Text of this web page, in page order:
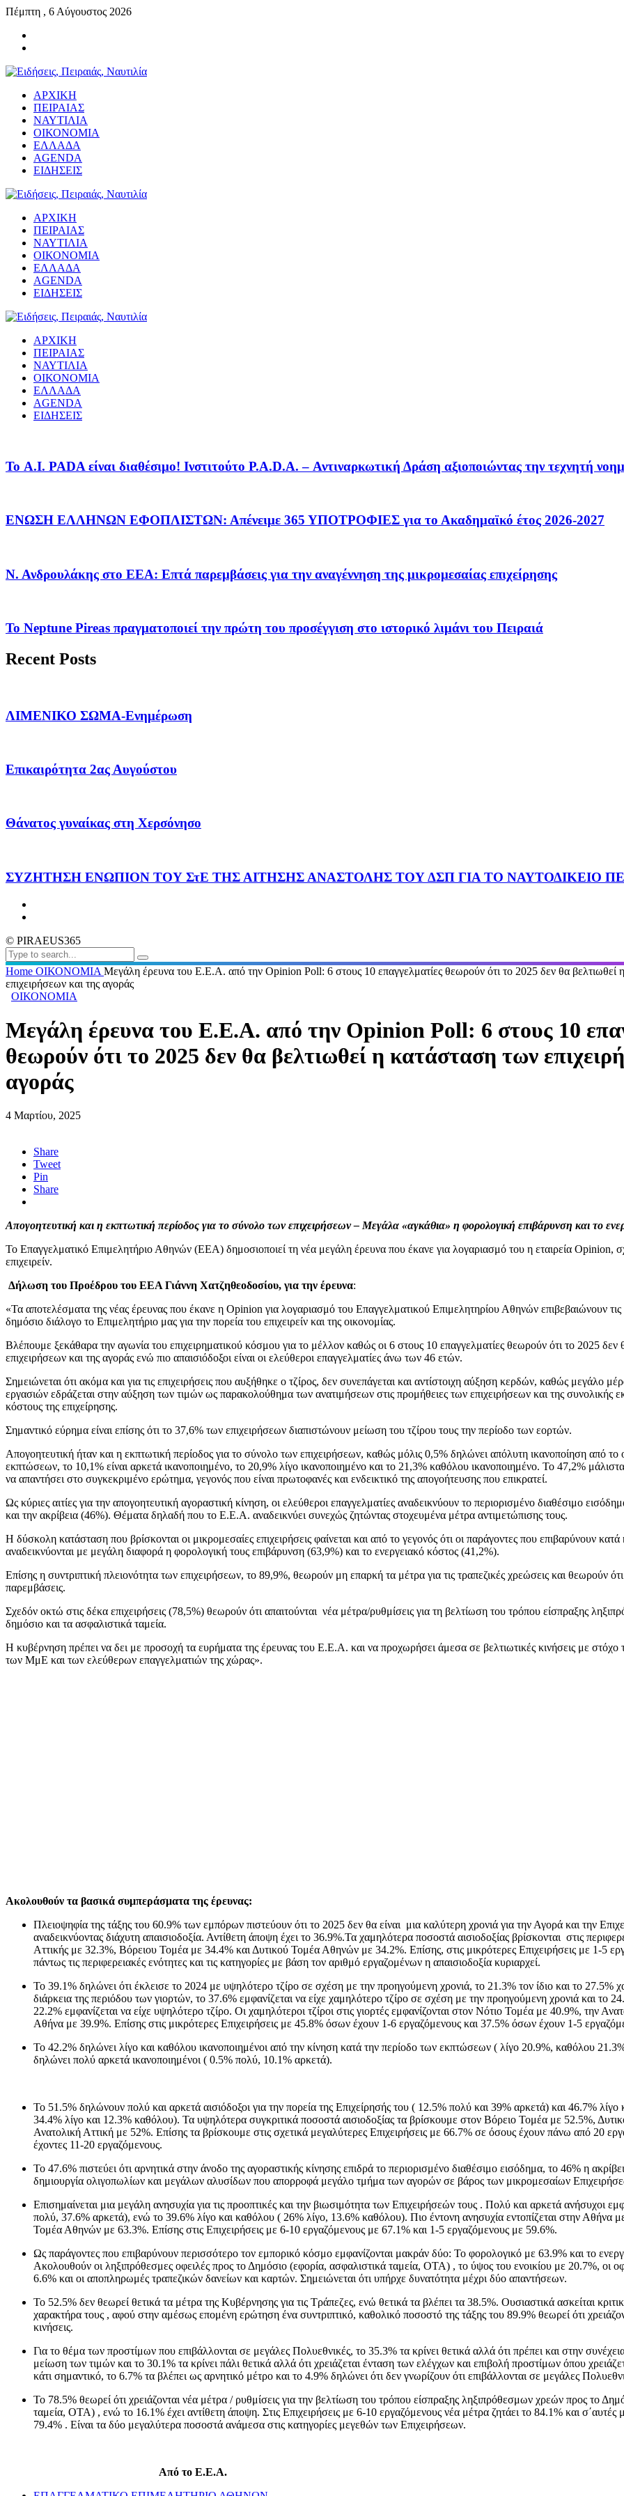
Πέμπτη , 6 Αύγουστος 2026
ΑΡΧΙΚΗ
ΠΕΙΡΑΙΑΣ
ΝΑΥΤΙΛΙΑ
ΟΙΚΟΝΟΜΙΑ
ΕΛΛΑΔΑ
AGENDA
ΕΙΔΗΣΕΙΣ
ΑΡΧΙΚΗ
ΠΕΙΡΑΙΑΣ
ΝΑΥΤΙΛΙΑ
ΟΙΚΟΝΟΜΙΑ
ΕΛΛΑΔΑ
AGENDA
ΕΙΔΗΣΕΙΣ
ΑΡΧΙΚΗ
ΠΕΙΡΑΙΑΣ
ΝΑΥΤΙΛΙΑ
ΟΙΚΟΝΟΜΙΑ
ΕΛΛΑΔΑ
AGENDA
ΕΙΔΗΣΕΙΣ
Το A.I. PADA είναι διαθέσιμο! Ινστιτούτο P.A.D.A. – Αντιναρκωτική Δράση αξιοποιώντας την τεχνητή
ΕΝΩΣΗ ΕΛΛΗΝΩΝ ΕΦΟΠΛΙΣΤΩΝ: Απένειμε 365 ΥΠΟΤΡΟΦΙΕΣ για το Ακαδημαϊκό έτος 2026-2027
Ν. Ανδρουλάκης στο ΕΕΑ: Επτά παρεμβάσεις για την αναγέννηση της μικρομεσαίας επιχείρησης
Το Neptune Pireas πραγματοποιεί την πρώτη του προσέγγιση στο ιστορικό λιμάνι του Πειραιά
Recent Posts
ΛΙΜΕΝΙΚΟ ΣΩΜΑ-Ενημέρωση
Επικαιρότητα 2ας Αυγούστου
Θάνατος γυναίκας στη Χερσόνησο
ΣΥΖΗΤΗΣΗ ΕΝΩΠΙΟΝ ΤΟΥ ΣτΕ ΤΗΣ ΑΙΤΗΣΗΣ ΑΝΑΣΤΟΛΗΣ ΤΟΥ ΔΣΠ ΓΙΑ ΤΟ ΝΑΥΤΟΔΙΚΕΙΟ
© PIRAEUS365
Home ΟΙΚΟΝΟΜΙΑ Μεγάλη έρευνα του Ε.Ε.Α. από την Opinion Poll: 6 στους 10 επαγγελματίες θεωρούν ότι το 2025 δεν θα βελτιωθεί
επιχειρήσεων και της αγοράς
ΟΙΚΟΝΟΜΙΑ
Μεγάλη έρευνα του Ε.Ε.Α. από την Opinion Poll: 6 στους 10
θεωρούν ότι το 2025 δεν θα βελτιωθεί η κατάσταση των
αγοράς
4 Μαρτίου, 2025
Share
Tweet
Pin
Share
Απογοητευτική και η εκπτωτική περίοδος για το σύνολο των επιχειρήσεων – Μεγάλα «αγκάθια» η φορολογική επιβάρυνση και το
Το Επαγγελματικό Επιμελητήριο Αθηνών (ΕΕΑ) δημοσιοποιεί τη νέα μεγάλη έρευνα που έκανε για λογαριασμό του η εταιρεία Opinion,
επιχειρείν.
Δήλωση του Προέδρου του ΕΕΑ Γιάννη Χατζηθεοδοσίου, για την έρευνα:
«Τα αποτελέσματα της νέας έρευνας που έκανε η Opinion για λογαριασμό του Επαγγελματικού Επιμελητηρίου Αθηνών επιβεβαιώνουν τις
δημόσιο διάλογο το Επιμελητήριο μας για την πορεία του επιχειρείν και της οικονομίας.
Βλέπουμε ξεκάθαρα την αγωνία του επιχειρηματικού κόσμου για το μέλλον καθώς οι 6 στους 10 επαγγελματίες θεωρούν ότι το 2025 δεν
επιχειρήσεων και της αγοράς ενώ πιο απαισιόδοξοι είναι οι ελεύθεροι επαγγελματίες άνω των 46 ετών.
Σημειώνεται ότι ακόμα και για τις επιχειρήσεις που αυξήθηκε ο τζίρος, δεν συνεπάγεται και αντίστοιχη αύξηση κερδών, καθώς μεγάλο
εργασιών εδράζεται στην αύξηση των τιμών ως παρακολούθημα των ανατιμήσεων στις προμήθειες των επιχειρήσεων και της συνολικής
κόστους της επιχείρησης.
Σημαντικό εύρημα είναι επίσης ότι το 37,6% των επιχειρήσεων διαπιστώνουν μείωση του τζίρου τους την περίοδο των εορτών.
Απογοητευτική ήταν και η εκπτωτική περίοδος για το σύνολο των επιχειρήσεων, καθώς μόλις 0,5% δηλώνει απόλυτη ικανοποίηση από
εκπτώσεων, το 10,1% είναι αρκετά ικανοποιημένο, το 20,9% λίγο ικανοποιημένο και το 21,3% καθόλου ικανοποιημένο. Το 47,2%
να απαντήσει στο συγκεκριμένο ερώτημα, γεγονός που είναι πρωτοφανές και ενδεικτικό της απογοήτευσης που επικρατεί.
Ως κύριες αιτίες για την απογοητευτική αγοραστική κίνηση, οι ελεύθεροι επαγγελματίες αναδεικνύουν το περιορισμένο διαθέσιμο
και την ακρίβεια (46%). Θέματα δηλαδή που το Ε.Ε.Α. αναδεικνύει συνεχώς ζητώντας στοχευμένα μέτρα αντιμετώπισης τους.
Η δύσκολη κατάσταση που βρίσκονται οι μικρομεσαίες επιχειρήσεις φαίνεται και από το γεγονός ότι οι παράγοντες που επιβαρύνουν κατά
αναδεικνύονται με μεγάλη διαφορά η φορολογική τους επιβάρυνση (63,9%) και το ενεργειακό κόστος (41,2%).
Επίσης η συντριπτική πλειονότητα των επιχειρήσεων, το 89,9%, θεωρούν μη επαρκή τα μέτρα για τις τραπεζικές χρεώσεις και θεωρούν ότι
παρεμβάσεις.
Σχεδόν οκτώ στις δέκα επιχειρήσεις (78,5%) θεωρούν ότι απαιτούνται νέα μέτρα/ρυθμίσεις για τη βελτίωση του τρόπου είσπραξης
δημόσιο και τα ασφαλιστικά ταμεία.
Η κυβέρνηση πρέπει να δει με προσοχή τα ευρήματα της έρευνας του Ε.Ε.Α. και να προχωρήσει άμεσα σε βελτιωτικές κινήσεις με στόχο
των ΜμΕ και των ελεύθερων επαγγελματιών της χώρας».
Ακολουθούν τα βασικά συμπεράσματα της έρευνας:
Πλειοψηφία της τάξης του 60.9% των εμπόρων πιστεύουν ότι το 2025 δεν θα είναι μια καλύτερη χρονιά για την Αγορά και την
αναδεικνύοντας διάχυτη απαισιοδοξία. Αντίθετη άποψη έχει το 36.9%.Τα χαμηλότερα ποσοστά αισιοδοξίας βρίσκονται στις
Αττικής με 32.3%, Βόρειου Τομέα με 34.4% και Δυτικού Τομέα Αθηνών με 34.2%. Επίσης, στις μικρότερες Επιχειρήσεις με 1-5
πάντως τις περιφερειακές ενότητες και τις κατηγορίες με βάση τον αριθμό εργαζομένων η απαισιοδοξία κυριαρχεί.
Το 39.1% δηλώνει ότι έκλεισε το 2024 με υψηλότερο τζίρο σε σχέση με την προηγούμενη χρονιά, το 21.3% τον ίδιο και το 27.5%
διάρκεια της περιόδου των γιορτών, το 37.6% εμφανίζεται να είχε χαμηλότερο τζίρο σε σχέση με την προηγούμενη χρονιά και το
22.2% εμφανίζεται να είχε υψηλότερο τζίρο. Οι χαμηλότεροι τζίροι στις γιορτές εμφανίζονται στον Νότιο Τομέα με 40.9%, την
Αθήνα με 39.9%. Επίσης στις μικρότερες Επιχειρήσεις με 45.8% όσων έχουν 1-6 εργαζόμενους και 37.5% όσων έχουν 1-5
Το 42.2% δηλώνει λίγο και καθόλου ικανοποιημένοι από την κίνηση κατά την περίοδο των εκπτώσεων ( λίγο 20.9%, καθόλου
δηλώνει πολύ αρκετά ικανοποιημένοι ( 0.5% πολύ, 10.1% αρκετά).
Το 51.5% δηλώνουν πολύ και αρκετά αισιόδοξοι για την πορεία της Επιχείρησής του ( 12.5% πολύ και 39% αρκετά) και 46.7% λίγο
34.4% λίγο και 12.3% καθόλου). Τα υψηλότερα συγκριτικά ποσοστά αισιοδοξίας τα βρίσκουμε στον Βόρειο Τομέα με 52.5%,
Ανατολική Αττική με 52%. Επίσης τα βρίσκουμε στις σχετικά μεγαλύτερες Επιχειρήσεις με 66.7% σε όσους έχουν πάνω από 20
έχοντες 11-20 εργαζόμενους.
Το 47.6% πιστεύει ότι αρνητικά στην άνοδο της αγοραστικής κίνησης επιδρά το περιορισμένο διαθέσιμο εισόδημα, το 46% η
δημιουργία ολιγοπωλίων και μεγάλων αλυσίδων που απορροφά μεγάλο τμήμα των αγορών σε βάρος των μικρομεσαίων
Επισημαίνεται μια μεγάλη ανησυχία για τις προοπτικές και την βιωσιμότητα των Επιχειρήσεών τους . Πολύ και αρκετά ανήσυχοι
πολύ, 37.6% αρκετά), ενώ το 39.6% λίγο και καθόλου ( 26% λίγο, 13.6% καθόλου). Πιο έντονη ανησυχία εντοπίζεται στην Αθήνα
Τομέα Αθηνών με 63.3%. Επίσης στις Επιχειρήσεις με 6-10 εργαζόμενους με 67.1% και 1-5 εργαζόμενους με 59.6%.
Ως παράγοντες που επιβαρύνουν περισσότερο τον εμπορικό κόσμο εμφανίζονται μακράν δύο: Το φορολογικό με 63.9% και το
Ακολουθούν οι ληξιπρόθεσμες οφειλές προς το Δημόσιο (εφορία, ασφαλιστικά ταμεία, ΟΤΑ) , το ύψος του ενοικίου με 20.7%, οι
6.6% και οι αποπληρωμές τραπεζικών δανείων και καρτών. Σημειώνεται ότι υπήρχε δυνατότητα μέχρι δύο απαντήσεων.
Το 52.5% δεν θεωρεί θετικά τα μέτρα της Κυβέρνησης για τις Τράπεζες, ενώ θετικά τα βλέπει τα 38.5%. Ουσιαστικά ασκείται
χαρακτήρα τους , αφού στην αμέσως επομένη ερώτηση ένα συντριπτικό, καθολικό ποσοστό της τάξης του 89.9% θεωρεί ότι
κινήσεις.
Για το θέμα των προστίμων που επιβάλλονται σε μεγάλες Πολυεθνικές, το 35.3% τα κρίνει θετικά αλλά ότι πρέπει και στην
μείωση των τιμών και το 30.1% τα κρίνει πάλι θετικά αλλά ότι χρειάζεται ένταση των ελέγχων και επιβολή προστίμων όπου
κάτι σημαντικό, το 6.7% τα βλέπει ως αρνητικό μέτρο και το 4.9% δηλώνει ότι δεν γνωρίζουν ότι επιβάλλονται σε μεγάλες
Το 78.5% θεωρεί ότι χρειάζονται νέα μέτρα / ρυθμίσεις για την βελτίωση του τρόπου είσπραξης ληξιπρόθεσμων χρεών προς το
ταμεία, ΟΤΑ) , ενώ το 16.1% έχει αντίθετη άποψη. Στις Επιχειρήσεις με 6-10 εργαζόμενους νέα μέτρα ζητάει το 84.1% και σ΄αυτές
79.4% . Είναι τα δύο μεγαλύτερα ποσοστά ανάμεσα στις κατηγορίες μεγεθών των Επιχειρήσεων.
Από το Ε.Ε.Α.